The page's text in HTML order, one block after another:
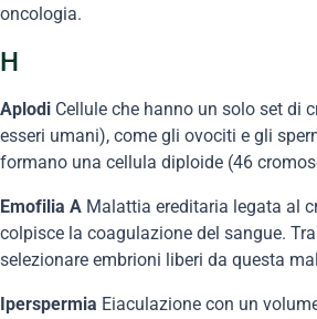
oncologia.
H
Aplodi Cellule che hanno un solo set di
esseri umani), come gli ovociti e gli
formano una cellula diploide (46
Emofilia A Malattia ereditaria legata al
colpisce la coagulazione del sangue.
selezionare embrioni liberi da questa
Iperspermia Eiaculazione con un